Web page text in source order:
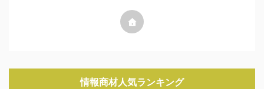
情報商材人気ランキング